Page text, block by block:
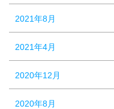
2021年8月
2021年4月
2020年12月
2020年8月